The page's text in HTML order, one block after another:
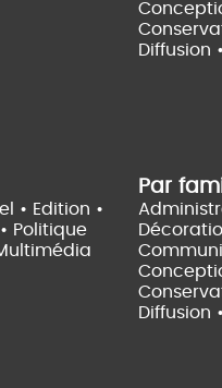
Diffusion
• Edition •
Politique
Par
Diffusion